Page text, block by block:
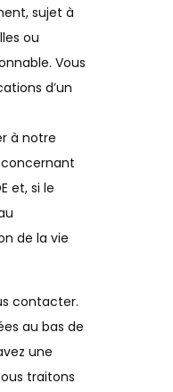
sujet à
ou
Vous
d’un
à notre
et, si le
de la vie
contacter.
au bas de
une
traitons